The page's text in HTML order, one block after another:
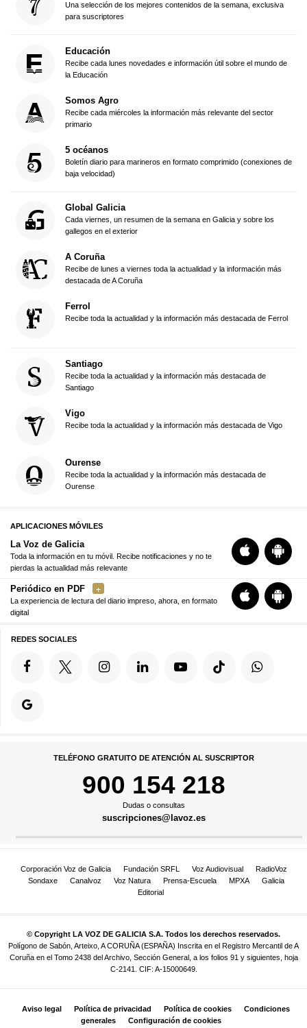
Una selección de los mejores contenidos de la semana, exclusiva
para suscriptores
Educación
Recibe cada lunes novedades e información útil sobre el mundo de
la Educación
Somos Agro
Recibe cada miércoles la información más relevante del sector
primario
5 océanos
Boletín diario para marineros en formato comprimido (conexiones de
baja velocidad)
Global Galicia
Cada viernes, un resumen de la semana en Galicia y sobre los
gallegos en el exterior
A Coruña
Recibe de lunes a viernes toda la actualidad y la información más
destacada de A Coruña
Ferrol
Recibe toda la actualidad y la información más destacada de Ferrol
Santiago
Recibe toda la actualidad y la información más destacada de
Santiago
Vigo
Recibe toda la actualidad y la información más destacada de Vigo
Ourense
Recibe toda la actualidad y la información más destacada de
Ourense
APLICACIONES MÓVILES
La Voz de Galicia
Toda la información en tu móvil. Recibe notificaciones y no te
pierdas la actualidad más relevante
Periódico en PDF
La experiencia de lectura del diario impreso, ahora, en formato
digital
REDES SOCIALES
TELÉFONO GRATUITO DE ATENCIÓN AL SUSCRIPTOR
900 154 218
Dudas o consultas
suscripciones@lavoz.es
Corporación Voz de Galicia Fundación SRFL Voz Audiovisual
RadioVoz
Sondaxe
Canalvoz Voz Natura Prensa-Escuela MPXA
Galicia
Editorial
© Copyright LA VOZ DE GALICIA S.A. Todos los derechos reservados.
Polígono de Sabón, Arteixo, A CORUÑA (ESPAÑA) Inscrita en el Registro Mercantil de A
Coruña en el Tomo 2438 del Archivo, Sección General, a los folios 91 y siguientes, hoja
C-2141. CIF: A-15000649.
Aviso legal Política de privacidad Política de cookies
Condiciones
generales
Configuración de cookies